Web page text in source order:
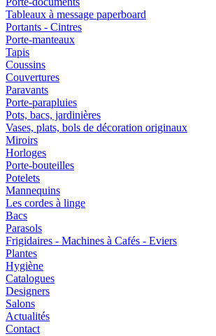
Tableaux à message paperboard
Portants - Cintres
Porte-manteaux
Tapis
Coussins
Couvertures
Paravants
Porte-parapluies
Pots, bacs, jardinières
Vases, plats, bols de décoration originaux
Miroirs
Horloges
Porte-bouteilles
Potelets
Mannequins
Les cordes à linge
Bacs
Parasols
Frigidaires - Machines à Cafés - Eviers
Plantes
Hygiène
Catalogues
Designers
Salons
Actualités
Contact